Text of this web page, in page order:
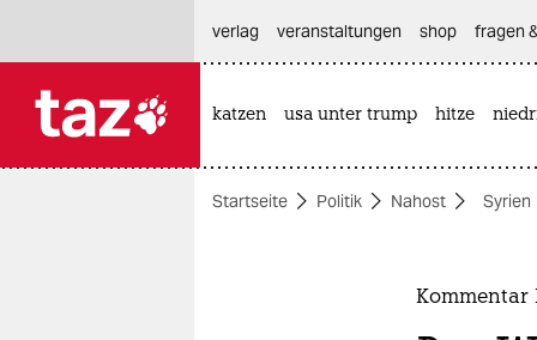
themen
verlag
veranstaltungen shop fragen
katzen usa unter trump hitze
Startseite Politik Nahost Syrien